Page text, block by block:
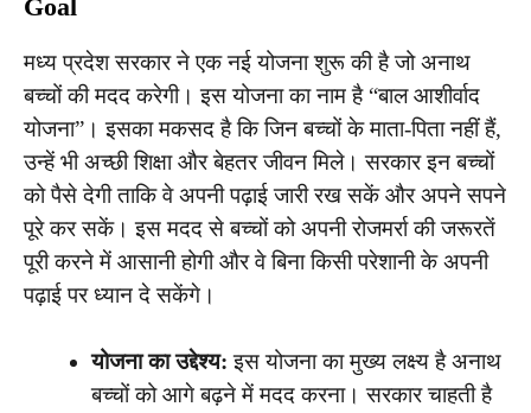
Goal
मध्य प्रदेश सरकार ने एक नई योजना शुरू की है जो अनाथ
बच्चों की मदद करेगी। इस योजना का नाम है “बाल आशीर्वाद
योजना”। इसका मकसद है कि जिन बच्चों के माता-पिता नहीं हैं,
उन्हें भी अच्छी शिक्षा और बेहतर जीवन मिले। सरकार इन बच्चों
को पैसे देगी ताकि वे अपनी पढ़ाई जारी रख सकें और अपने सपने
पूरे कर सकें। इस मदद से बच्चों को अपनी रोजमर्रा की जरूरतें
पूरी करने में आसानी होगी और वे बिना किसी परेशानी के अपनी
पढ़ाई पर ध्यान दे सकेंगे।
योजना का उद्देश्य:इस योजना का मुख्य लक्ष्य है अनाथ
बच्चों को आगे बढ़ने में मदद करना। सरकार चाहती है